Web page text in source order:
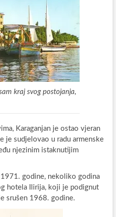
kraj svog postojanja,
Karaganjan je ostao vjeran
je sudjelovao u radu armenske
njezinim istaknutijim
godine, nekoliko godina
hotela Ilirija, koji je podignut
srušen 1968. godine.